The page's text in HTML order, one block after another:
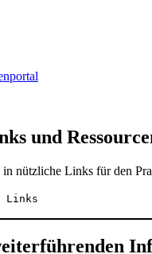
und
nützliche Links für den
Links